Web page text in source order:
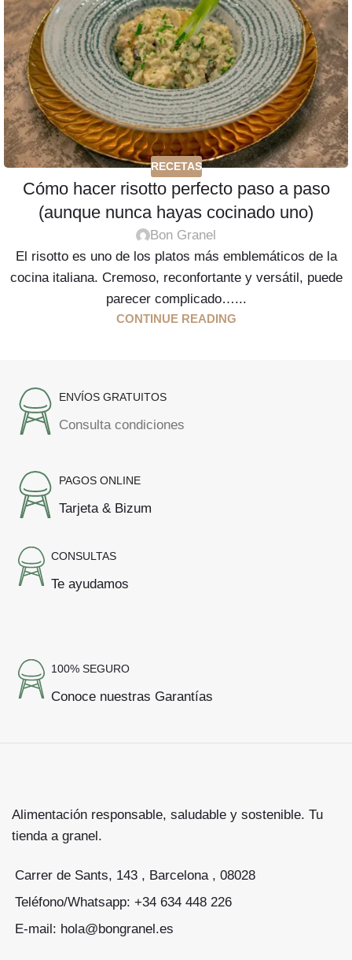
RECETAS
Cómo hacer risotto perfecto paso a paso
(aunque nunca hayas cocinado uno)
Bon Granel
El risotto es uno de los platos más emblemáticos de la
cocina italiana. Cremoso, reconfortante y versátil, puede
parecer complicado…...
CONTINUE READING
ENVÍOS GRATUITOS
Consulta condiciones
PAGOS ONLINE
Tarjeta & Bizum
CONSULTAS
Te ayudamos
100% SEGURO
Conoce nuestras Garantías
Alimentación responsable, saludable y sostenible. Tu
tienda a granel.
Carrer de Sants, 143 , Barcelona , 08028
Teléfono/Whatsapp: +34 634 448 226
E-mail: hola@bongranel.es